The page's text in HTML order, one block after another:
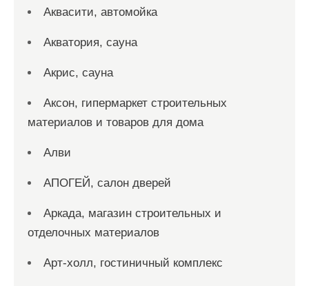
Аквасити, автомойка
Акватория, сауна
Акрис, сауна
Аксон, гипермаркет строительных
материалов и товаров для дома
Алви
АПОГЕЙ, салон дверей
Аркада, магазин строительных и
отделочных материалов
Арт-холл, гостиничный комплекс